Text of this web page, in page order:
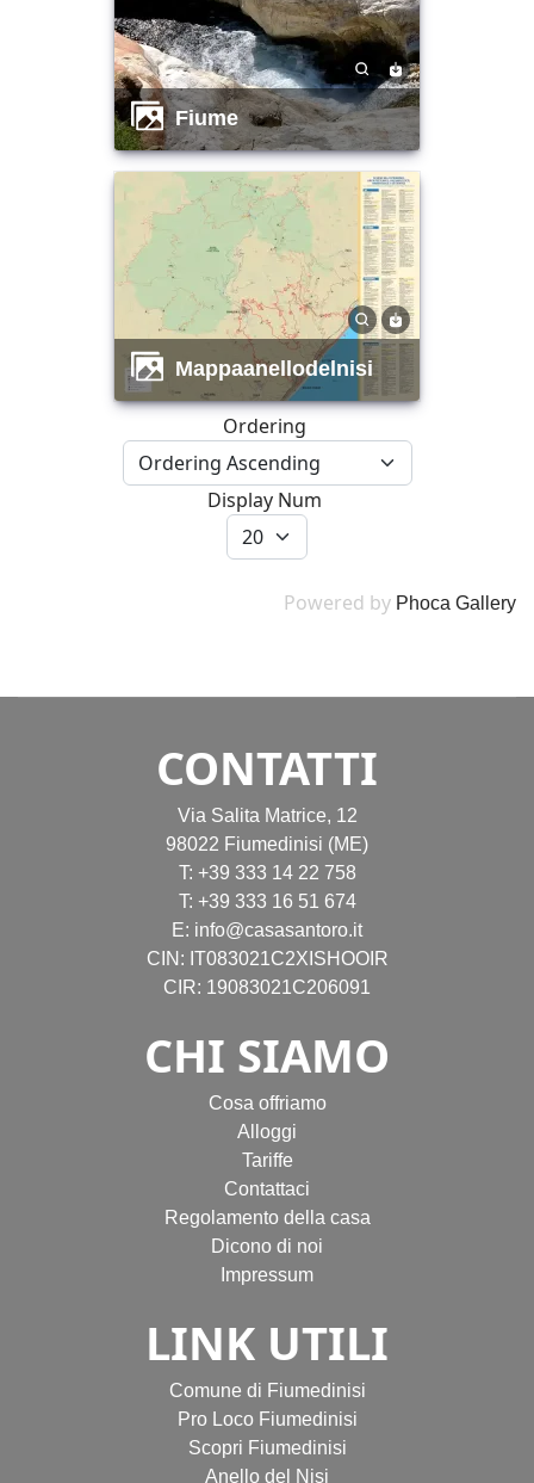
fiume
mappaanellodelnisi
Ordering
Display Num
Powered by Phoca Gallery
CONTATTI
Via Salita Matrice, 12
98022 Fiumedinisi (ME)
T: +39 333 14 22 758
T: +39 333 16 51 674
E: info@casasantoro.it
CIN: IT083021C2XISHOOIR
CIR: 19083021C206091
CHI SIAMO
Cosa offriamo
Alloggi
Tariffe
Contattaci
Regolamento della casa
Dicono di noi
Impressum
LINK UTILI
Comune di Fiumedinisi
Pro Loco Fiumedinisi
Scopri Fiumedinisi
Anello del Nisi